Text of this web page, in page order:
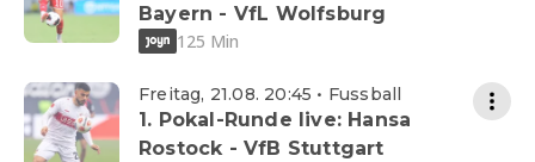
Bayern - VfL Wolfsburg
125 Min
Freitag, 21.08. 20:45 • Fussball
1. Pokal-Runde live: Hansa
Rostock - VfB Stuttgart